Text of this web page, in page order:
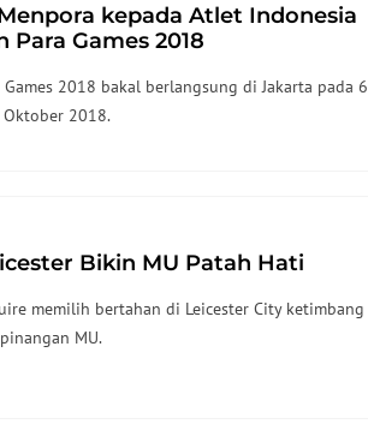
kepada Atlet Indonesia
Para Games 2018
Games 2018 bakal berlangsung di Jakarta pada 6
2018.
Bikin MU Patah Hati
memilih bertahan di Leicester City ketimbang
MU.